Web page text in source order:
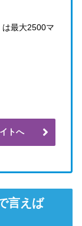
は最大2500マ
トへ
言えば